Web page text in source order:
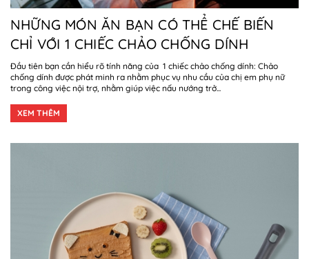
NHỮNG MÓN ĂN BẠN CÓ THỂ CHẾ BIẾN
CHỈ VỚI 1 CHIẾC CHẢO CHỐNG DÍNH
Đầu tiên bạn cần hiểu rõ tính năng của 1 chiếc chảo chống dính: Chảo
chống dính được phát minh ra nhằm phục vụ nhu cầu của chị em phụ nữ
trong công việc nội trợ, nhằm giúp việc nấu nướng trở...
XEM THÊM